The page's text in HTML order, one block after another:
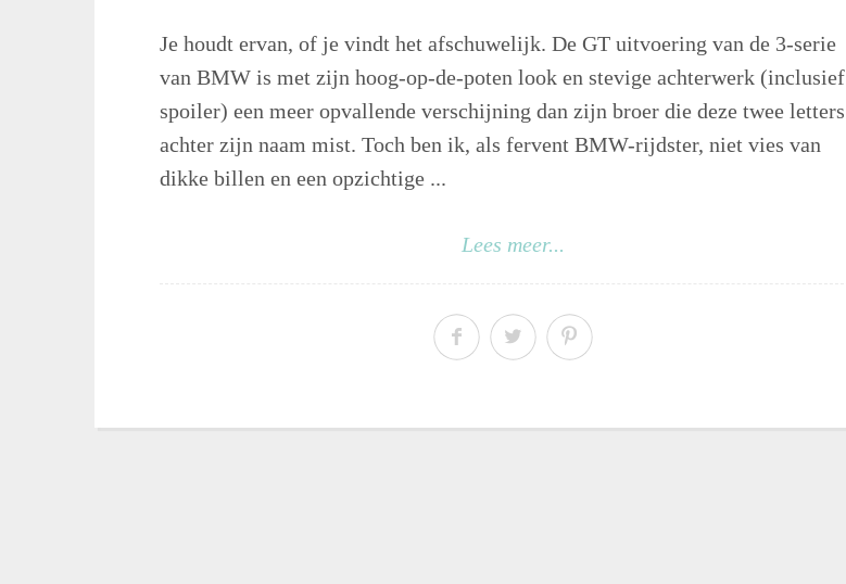
Je houdt ervan, of je vindt het afschuwelijk. De GT uitvoering van de 3-serie
van BMW is met zijn hoog-op-de-poten look en stevige achterwerk (inclusief
spoiler) een meer opvallende verschijning dan zijn broer die deze twee letters
achter zijn naam mist. Toch ben ik, als fervent BMW-rijdster, niet vies van
dikke billen en een opzichtige ...
Lees meer...